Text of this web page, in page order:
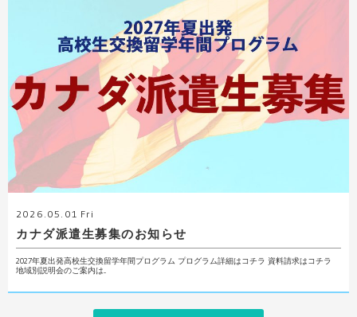
2026.05.01 Fri
カナダ派遣生募集のお知らせ
2027年夏出発高校生交換留学年間プログラム プログラム詳細はコチラ 資料請求はコチラ
地域別説明会のご案内は...